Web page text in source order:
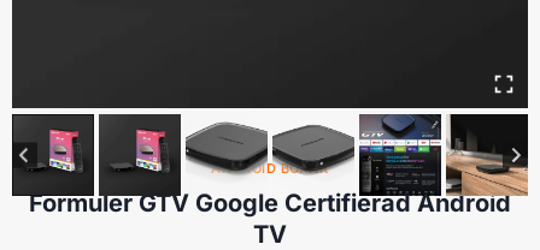
ANDROID BOXAR
Formuler GTV Google Certifierad Android
TV